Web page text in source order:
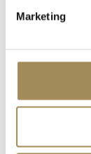
Marketing